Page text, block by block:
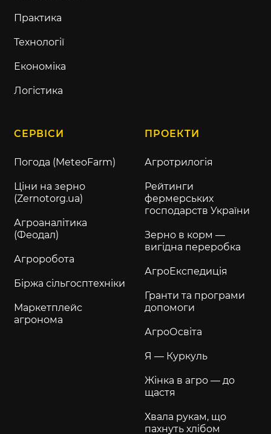
Практика
Технології
Економіка
Логістика
СЕРВІСИ
Погода (MeteoFarm)
Ціни на зерно
(Zernotorg.ua)
Агроаналітика
(Феодал)
Агроробота
Біржа сільгосптехніки
Маркетплейс
агронома
ПРОЕКТИ
Агротрилогія
Рейтинги
фермерських
господарств України
Зерно в корм —
вигідна переробка
АгроЕкспедиція
Гранти та програми
допомоги
АгроОсвіта
Я — Куркуль
Жінка в агро — до
щастя
Хвала рукам, що
пахнуть хлібом